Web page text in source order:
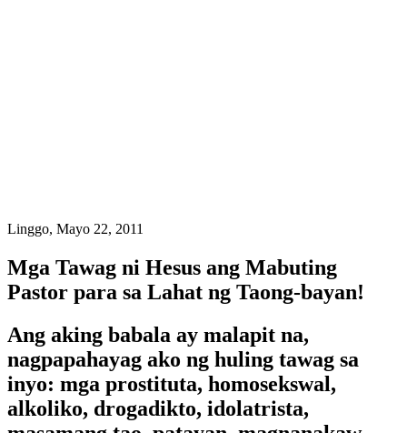
Linggo, Mayo 22, 2011
Mga Tawag ni Hesus ang Mabuting
Pastor para sa Lahat ng Taong-bayan!
Ang aking babala ay malapit na,
nagpapahayag ako ng huling tawag sa
inyo: mga prostituta, homosekswal,
alkoliko, drogadikto, idolatrista,